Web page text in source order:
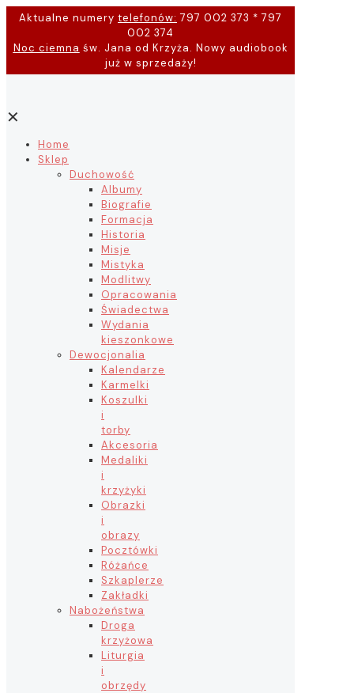
Aktualne numery telefonów: 797 002 373 * 797
002 374
Noc ciemna św. Jana od Krzyża. Nowy audiobook
już w sprzedaży!
✕
Home
Sklep
Duchowość
Albumy
Biografie
Formacja
Historia
Misje
Mistyka
Modlitwy
Opracowania
Świadectwa
Wydania
kieszonkowe
Dewocjonalia
Kalendarze
Karmelki
Koszulki
i
torby
Akcesoria
Medaliki
i
krzyżyki
Obrazki
i
obrazy
Pocztówki
Różańce
Szkaplerze
Zakładki
Nabożeństwa
Droga
krzyżowa
Liturgia
i
obrzędy